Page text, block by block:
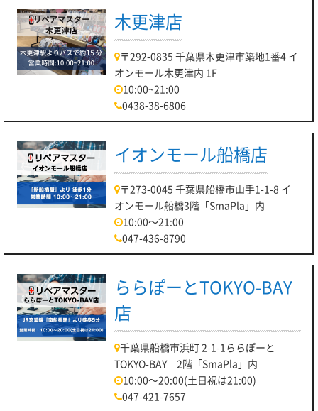
木更津店
〒292-0835 千葉県木更津市築地1番4 イ
オンモール木更津内 1F
10:00~21:00
0438-38-6806
イオンモール船橋店
〒273-0045 千葉県船橋市山手1-1-8 イ
オンモール船橋3階「SmaPla」内
10:00～21:00
047-436-8790
ららぽーとTOKYO-BAY
店
千葉県船橋市浜町 2-1-1ららぽーと
TOKYO-BAY 2階「SmaPla」内
10:00～20:00(土日祝は21:00)
047-421-7657